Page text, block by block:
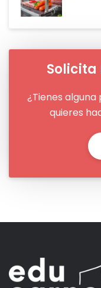
¿Tienes
quieres